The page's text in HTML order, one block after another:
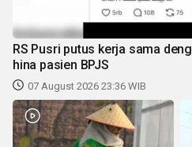
RS Pusri putus kerja sama
hina pasien BPJS
07 August 2026 23:36 WIB